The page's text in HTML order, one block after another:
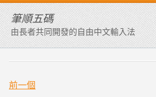
筆順五碼
由長者共同開發的自由中文輸入法
前一個